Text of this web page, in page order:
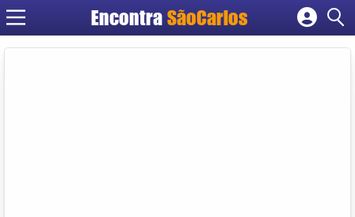
EncontraSãoCarlos
Cadastrar empresa